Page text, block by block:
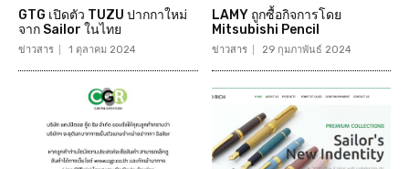
GTG เปิดตัว TUZU ปากกาใหม่
จาก Sailor ในไทย
ข่าวสาร 1 ตุลาคม 2024
LAMY ถูกซื้อกิจการโดย
Mitsubishi Pencil
ข่าวสาร 29 กุมภาพันธ์ 2024